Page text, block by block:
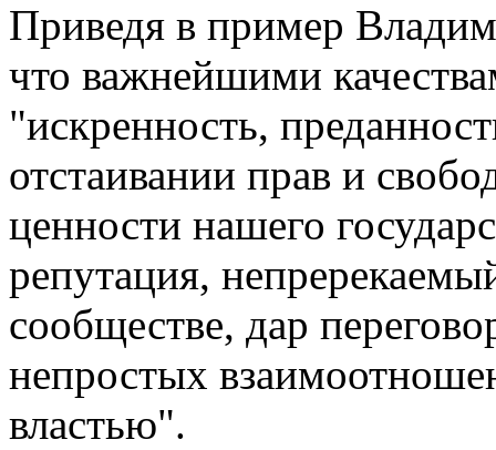
Приведя в пример
что важнейшими
"искренность,
отстаивании прав и
ценности нашего
репутация,
сообществе, дар
непростых
властью".